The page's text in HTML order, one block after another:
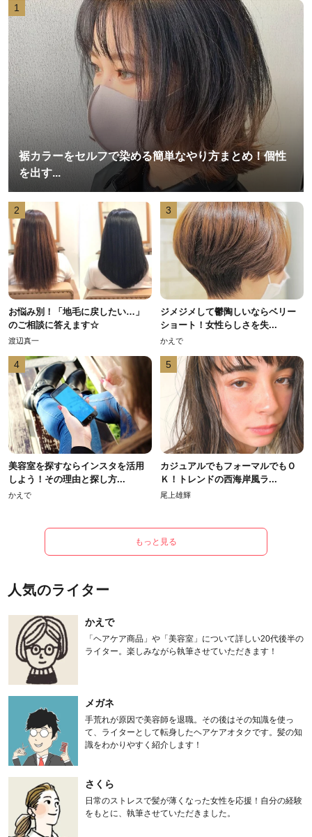
1
裾カラーをセルフで染める簡単なやり方まとめ！個性
を出す...
2
お悩み別！「地毛に戻したい…」
のご相談に答えます☆
渡辺真一
3
ジメジメして鬱陶しいならベリー
ショート！女性らしさを失...
かえで
4
美容室を探すならインスタを活用
しよう！その理由と探し方...
かえで
5
カジュアルでもフォーマルでもＯ
Ｋ！トレンドの西海岸風ラ...
尾上雄輝
もっと見る
人気のライター
かえで
「ヘアケア商品」や「美容室」について詳しい20代後半の
ライター。楽しみながら執筆させていただきます！
メガネ
手荒れが原因で美容師を退職。その後はその知識を使っ
て、ライターとして転身したヘアケアオタクです。髪の知
識をわかりやすく紹介します！
さくら
日常のストレスで髪が薄くなった女性を応援！自分の経験
をもとに、執筆させていただきました。